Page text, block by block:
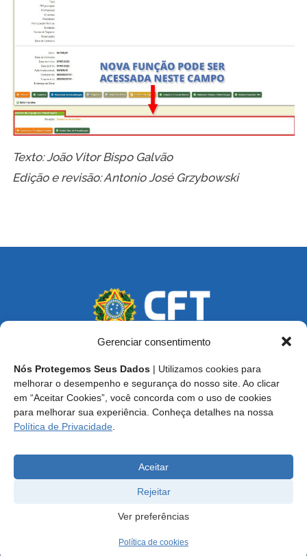
Gerenciar consentimento
Nós Protegemos Seus Dados | Utilizamos cookies para
melhorar o desempenho e segurança do nosso site. Ao clicar
em “Aceitar Cookies”, você concorda com o uso de cookies
para melhorar sua experiência. Conheça detalhes na nossa
Política de Privacidade
Aceitar
Rejeitar
Ver preferências
Política de cookies
Texto: João Vitor Bispo Galvão
Edição e revisão: Antonio José Grzybowski
Endereço: SCS, Quadra 02, Bloco D, Ed. Oscar Niemeyer,
9º Andar CEP 70.316-900 - Brasília/DF
Central de Atendimento ao Técnico:0800 016-1515